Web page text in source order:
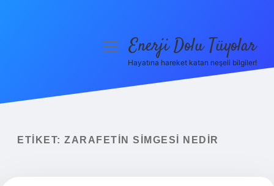
Yasal Uyarı
menüyüEnerji Dolu Tüyolar
Hayatına hareket katan neşeli bilgiler!
ETIKET: ZARAFETIN SIMGESI NEDIR